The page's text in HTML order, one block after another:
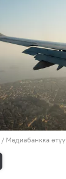
/ Медиабанкка өтүү